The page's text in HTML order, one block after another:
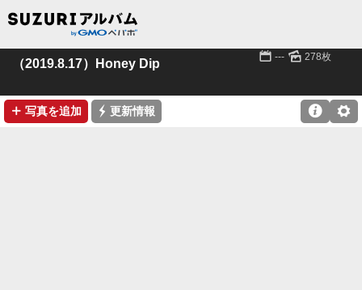
（2019.8.17）Honey Dip 📅 --- 🌄 278枚
➕ 写真を追加 ⚡ 更新情報 ⚙
